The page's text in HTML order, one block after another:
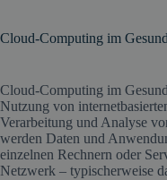
Cloud-Computing im
Cloud-Computing im
Nutzung von
Verarbeitung und Analyse
werden Daten und
einzelnen Rechnern oder
Netzwerk – typischerweise